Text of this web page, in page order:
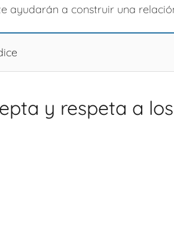
ayudarán a construir una
y respeta a